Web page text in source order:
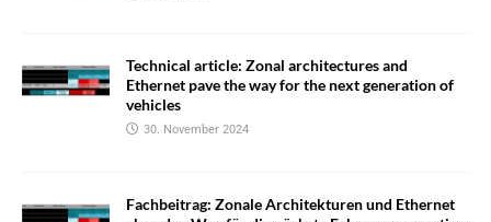
Technical article: Zonal architectures and
Ethernet pave the way for the next generation of
vehicles
30. November 2024
Fachbeitrag: Zonale Architekturen und Ethernet